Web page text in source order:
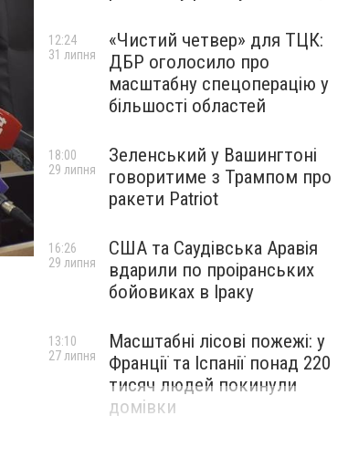
«Чистий четвер» для ТЦК:
ДБР оголосило про
масштабну спецоперацію у
більшості областей
12:24
31 липня
Зеленський у Вашингтоні
говоритиме з Трампом про
ракети Patriot
18:00
29 липня
США та Саудівська Аравія
вдарили по проіранських
бойовиках в Іраку
16:26
29 липня
Масштабні лісові пожежі: у
Франції та Іспанії понад 220
тисяч людей покинули
домівки
13:10
27 липня